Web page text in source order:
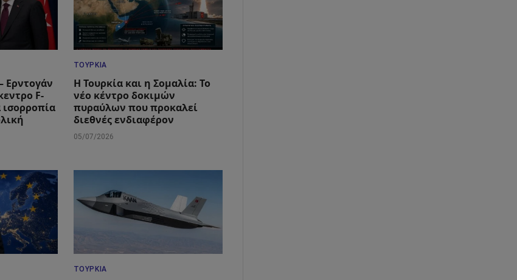
Ερντογάν
F-
ισορροπία
ΤΟΥΡΚΊΑ
Η Τουρκία και η Σομαλία: Το
νέο κέντρο δοκιμών
πυραύλων που προκαλεί
διεθνές ενδιαφέρον
05/07/2026
ΤΟΥΡΚΊΑ